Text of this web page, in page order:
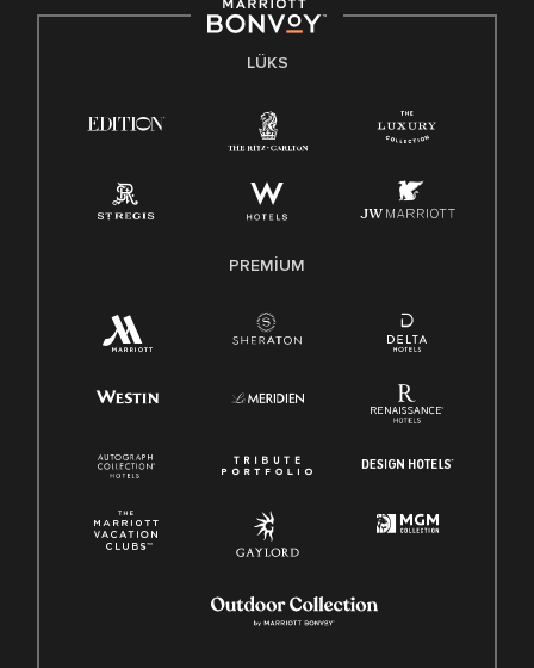
LÜKS
PREMIUM